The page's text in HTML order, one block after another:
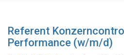
Referent
Performance (w/m/d)